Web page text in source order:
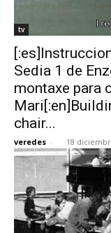
tv
Sedia 1 de
montaxe para
chair...
veredes - 18